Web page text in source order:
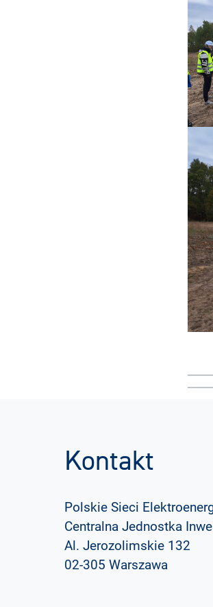
Kontakt
Polskie Sieci
Centralna Jednostka
Al. Jerozolimskie 132
02-305 Warszawa